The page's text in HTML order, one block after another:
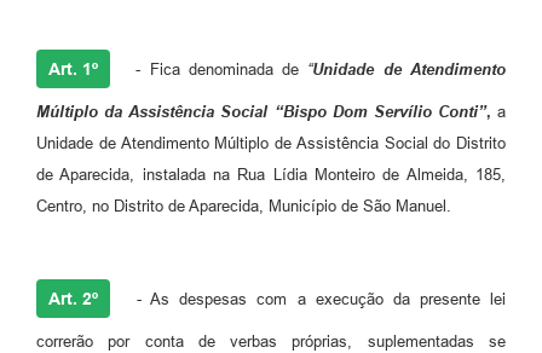
Art. 1º - Fica denominada de “Unidade de Atendimento
Múltiplo da Assistência Social “Bispo Dom Servílio Conti”, a
Unidade de Atendimento Múltiplo de Assistência Social do Distrito
de Aparecida, instalada na Rua Lídia Monteiro de Almeida, 185,
Centro, no Distrito de Aparecida, Município de São Manuel.
Art. 2º - As despesas com a execução da presente lei
correrão por conta de verbas próprias, suplementadas se